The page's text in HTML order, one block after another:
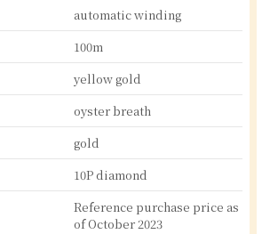
automatic winding
100m
yellow gold
oyster breath
gold
10P diamond
Reference purchase price as
of October 2023